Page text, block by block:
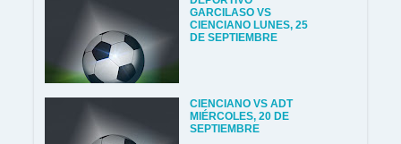
GARCILASO VS
CIENCIANO LUNES, 25
DE SEPTIEMBRE
CIENCIANO VS ADT
MIÉRCOLES, 20 DE
SEPTIEMBRE